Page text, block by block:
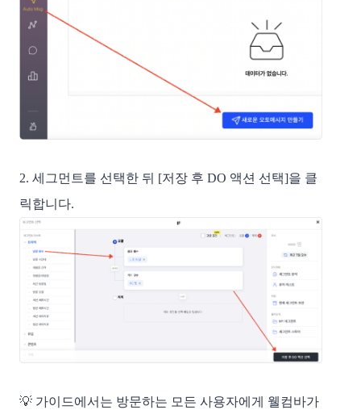
2. 세그먼트를 선택한 뒤 [저장 후 DO 액션 선택]을 클
릭합니다.
💡 가이드에서는 방문하는 모든 사용자에게 웰컴바가